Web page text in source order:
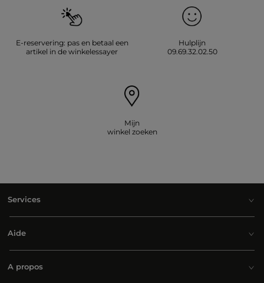
E-reservering: pas en betaal een
artikel in de winkelessayer
Hulplijn
09.69.32.02.50
Mijn
winkel zoeken
Services
Aide
A propos